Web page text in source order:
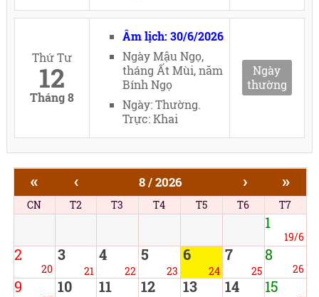
Thứ Tư
12
Tháng 8
Âm lịch: 30/6/2026
Ngày Mậu Ngọ,
tháng Ất Mùi, năm
Bính Ngọ
Ngày: Thường.
Trực: Khai
Ngày
thường
« ‹ 8 / 2026 › »
CN T2 T3 T4 T5 T6 T7
1
19/6
2
20
3
21
4
22
5
23
6
24
7
25
8
26
9 10 11 12 13 14 15